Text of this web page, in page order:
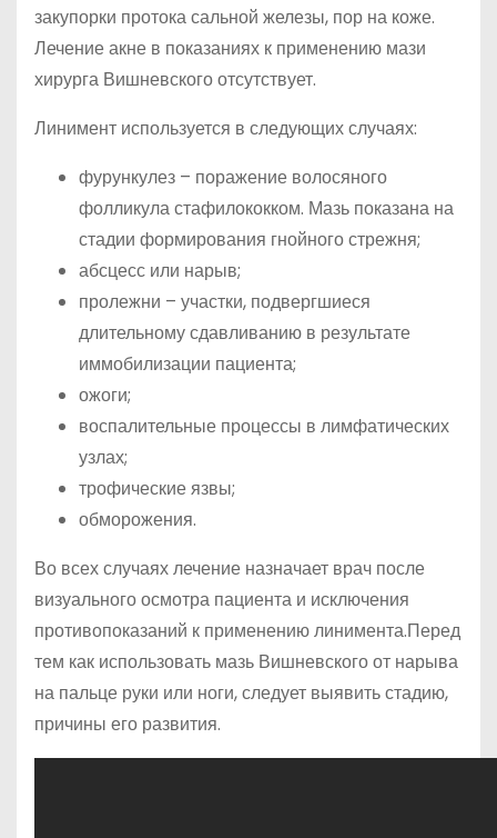
закупорки протока сальной железы, пор на коже.
Лечение акне в показаниях к применению мази
хирурга Вишневского отсутствует.
Линимент используется в следующих случаях:
фурункулез – поражение волосяного
фолликула стафилококком. Мазь показана на
стадии формирования гнойного стрежня;
абсцесс или нарыв;
пролежни – участки, подвергшиеся
длительному сдавливанию в результате
иммобилизации пациента;
ожоги;
воспалительные процессы в лимфатических
узлах;
трофические язвы;
обморожения.
Во всех случаях лечение назначает врач после
визуального осмотра пациента и исключения
противопоказаний к применению линимента.Перед
тем как использовать мазь Вишневского от нарыва
на пальце руки или ноги, следует выявить стадию,
причины его развития.